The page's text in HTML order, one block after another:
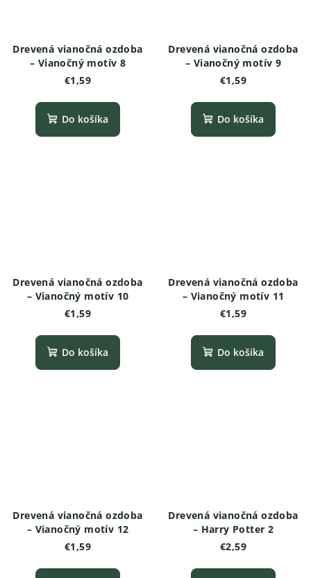
Drevená vianočná ozdoba
– Vianočný motív 8
€1,59
Do košíka
Drevená vianočná ozdoba
– Vianočný motív 9
€1,59
Do košíka
Drevená vianočná ozdoba
– Vianočný motív 10
€1,59
Do košíka
Drevená vianočná ozdoba
– Vianočný motív 11
€1,59
Do košíka
Drevená vianočná ozdoba
– Vianočný motív 12
€1,59
Drevená vianočná ozdoba
– Harry Potter 2
€2,59